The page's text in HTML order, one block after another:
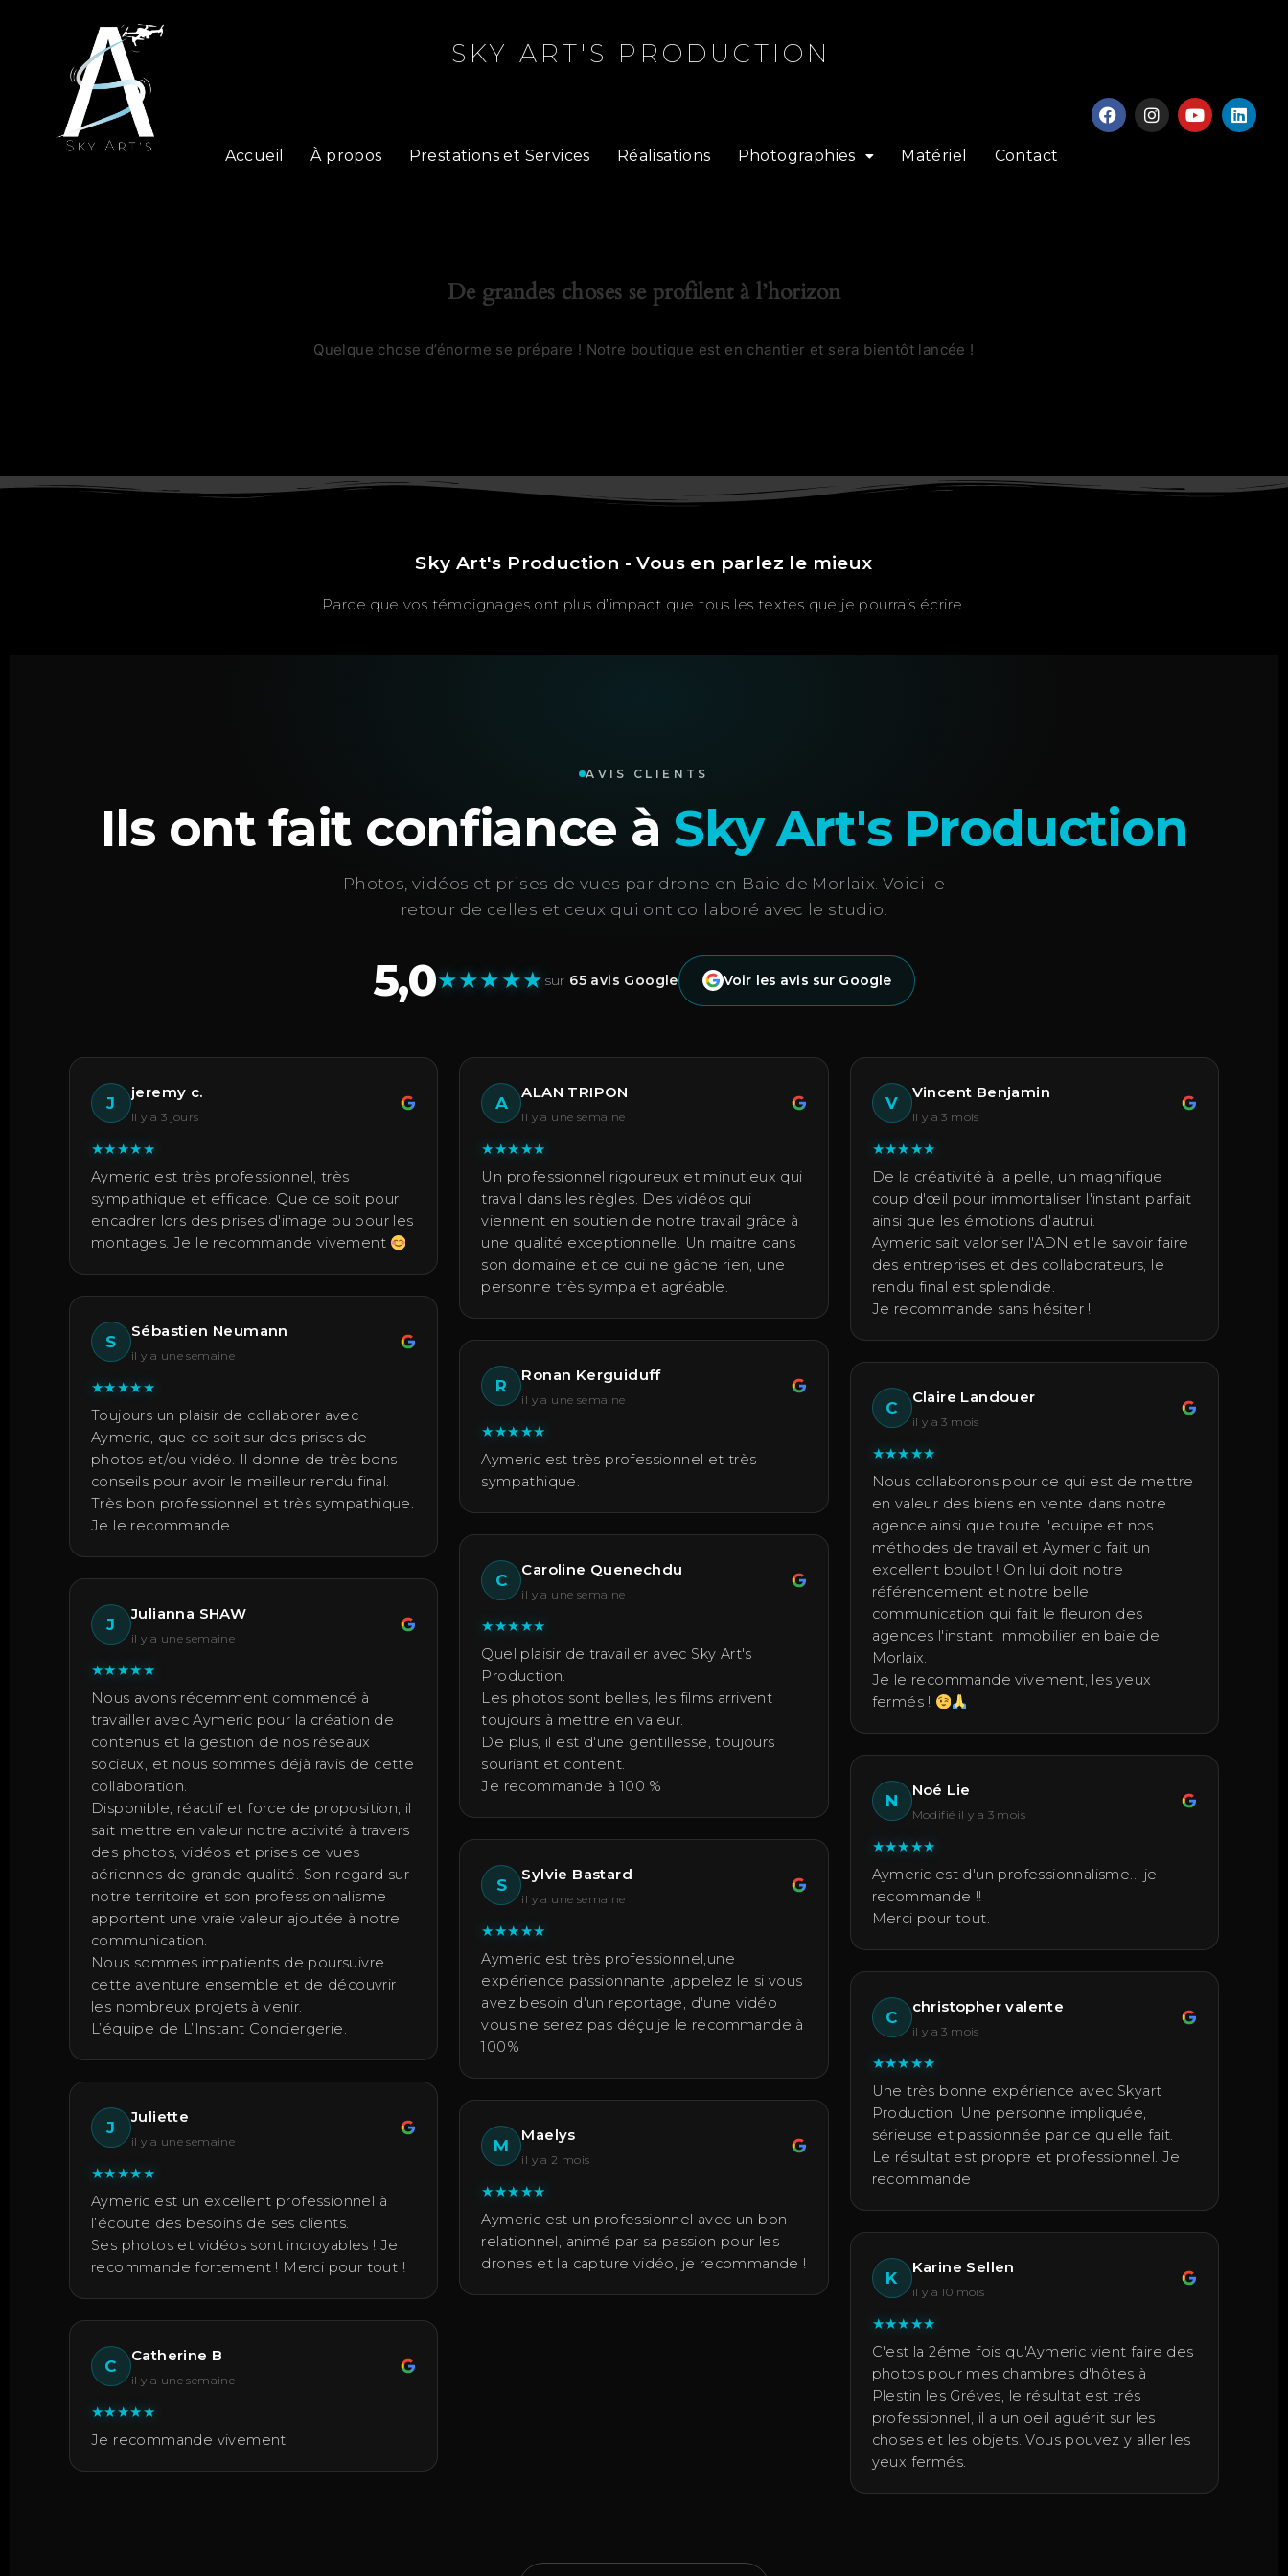
SKY ART'S PRODUCTION
Accueil À propos Prestations et Services Réalisations Photographies Matériel Contact
De grandes choses se profilent à l’horizon
Quelque chose d’énorme se prépare ! Notre boutique est en chantier et sera bientôt lancée !
Sky Art's Production - Vous en parlez le mieux
Parce que vos témoignages ont plus d’impact que tous les textes que je pourrais écrire.
AVIS CLIENTS
Ils ont fait confiance à Sky Art's Production
Photos, vidéos et prises de vues par drone en Baie de Morlaix. Voici le
retour de celles et ceux qui ont collaboré avec le studio.
5,0★★★★★ sur 65 avis Google Voir les avis sur Google
J
jeremy c.
il y a 3 jours
★★★★★
Aymeric est très professionnel, très
sympathique et efficace. Que ce soit pour
encadrer lors des prises d'image ou pour les
montages. Je le recommande vivement
S
Sébastien Neumann
il y a une semaine
★★★★★
Toujours un plaisir de collaborer avec
Aymeric, que ce soit sur des prises de
photos et/ou vidéo. Il donne de très bons
conseils pour avoir le meilleur rendu final.
Très bon professionnel et très sympathique.
Je le recommande.
J
Julianna SHAW
il y a une semaine
★★★★★
Nous avons récemment commencé à
travailler avec Aymeric pour la création de
contenus et la gestion de nos réseaux
sociaux, et nous sommes déjà ravis de cette
collaboration.
Disponible, réactif et force de proposition, il
sait mettre en valeur notre activité à travers
des photos, vidéos et prises de vues
aériennes de grande qualité. Son regard sur
notre territoire et son professionnalisme
apportent une vraie valeur ajoutée à notre
communication.
Nous sommes impatients de poursuivre
cette aventure ensemble et de découvrir
les nombreux projets à venir.
L’équipe de L’Instant Conciergerie.
J
Juliette
il y a une semaine
★★★★★
Aymeric est un excellent professionnel à
l’écoute des besoins de ses clients.
Ses photos et vidéos sont incroyables ! Je
recommande fortement ! Merci pour tout !
C
Catherine B
il y a une semaine
★★★★★
Je recommande vivement
A
ALAN TRIPON
il y a une semaine
★★★★★
Un professionnel rigoureux et minutieux qui
travail dans les règles. Des vidéos qui
viennent en soutien de notre travail grâce à
une qualité exceptionnelle. Un maitre dans
son domaine et ce qui ne gâche rien, une
personne très sympa et agréable.
R
Ronan Kerguiduff
il y a une semaine
★★★★★
Aymeric est très professionnel et très
sympathique.
C
Caroline Quenechdu
il y a une semaine
★★★★★
Quel plaisir de travailler avec Sky Art's
Production.
Les photos sont belles, les films arrivent
toujours à mettre en valeur.
De plus, il est d'une gentillesse, toujours
souriant et content.
Je recommande à 100 %
S
Sylvie Bastard
il y a une semaine
★★★★★
Aymeric est très professionnel,une
expérience passionnante ,appelez le si vous
avez besoin d'un reportage, d'une vidéo
vous ne serez pas déçu,je le recommande à
100%
M
Maelys
il y a 2 mois
★★★★★
Aymeric est un professionnel avec un bon
relationnel, animé par sa passion pour les
drones et la capture vidéo, je recommande !
V
Vincent Benjamin
il y a 3 mois
★★★★★
De la créativité à la pelle, un magnifique
coup d'œil pour immortaliser l'instant parfait
ainsi que les émotions d'autrui.
Aymeric sait valoriser l'ADN et le savoir faire
des entreprises et des collaborateurs, le
rendu final est splendide.
Je recommande sans hésiter !
C
Claire Landouer
il y a 3 mois
★★★★★
Nous collaborons pour ce qui est de mettre
en valeur des biens en vente dans notre
agence ainsi que toute l'equipe et nos
méthodes de travail et Aymeric fait un
excellent boulot ! On lui doit notre
référencement et notre belle
communication qui fait le fleuron des
agences l'instant Immobilier en baie de
Morlaix.
Je le recommande vivement, les yeux
fermés !
N
Noé Lie
Modifié il y a 3 mois
★★★★★
Aymeric est d'un professionnalisme... je
recommande !!
Merci pour tout.
C
christopher valente
il y a 3 mois
★★★★★
Une très bonne expérience avec Skyart
Production. Une personne impliquée,
sérieuse et passionnée par ce qu’elle fait.
Le résultat est propre et professionnel. Je
recommande
K
Karine Sellen
il y a 10 mois
★★★★★
C'est la 2éme fois qu'Aymeric vient faire des
photos pour mes chambres d'hôtes à
Plestin les Gréves, le résultat est trés
professionnel, il a un oeil aguérit sur les
choses et les objets. Vous pouvez y aller les
yeux fermés.